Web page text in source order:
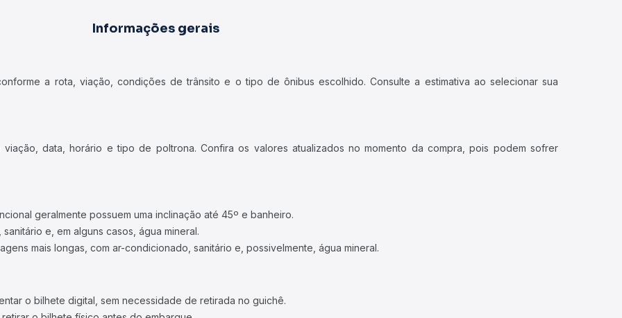
Informações gerais
a rota, viação, condições de trânsito e o tipo de ônibus escolhido. Consulte a estimativa ao selecionar sua
data, horário e tipo de poltrona. Confira os valores atualizados no momento da compra, pois podem sofrer
geralmente possuem uma inclinação até 45º e banheiro.
e, em alguns casos, água mineral.
mais longas, com ar-condicionado, sanitário e, possivelmente, água mineral.
o bilhete digital, sem necessidade de retirada no guichê.